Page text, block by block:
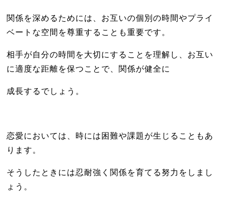
関係を深めるためには、お互いの個別の時間やプライ
ベートな空間を尊重することも重要です。
相手が自分の時間を大切にすることを理解し、お互い
に適度な距離を保つことで、関係が健全に
成長するでしょう。
恋愛においては、時には困難や課題が生じることもあ
ります。
そうしたときには忍耐強く関係を育てる努力をしまし
ょう。